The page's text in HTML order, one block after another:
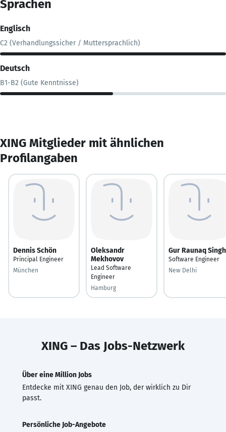
Sprachen
Englisch
C2 (Verhandlungssicher / Muttersprachlich)
Deutsch
B1-B2 (Gute Kenntnisse)
XING Mitglieder mit ähnlichen
Profilangaben
Dennis Schön
Principal Engineer
München
Oleksandr
Mekhovov
Lead Software
Engineer
Hamburg
Gur Raunaq Singh
Software Engineer
New Delhi
XING – Das Jobs-Netzwerk
Über eine Million Jobs
Entdecke mit XING genau den Job, der wirklich zu Dir
passt.
Persönliche Job-Angebote